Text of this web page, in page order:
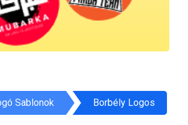
Sablonok Borbély Logos